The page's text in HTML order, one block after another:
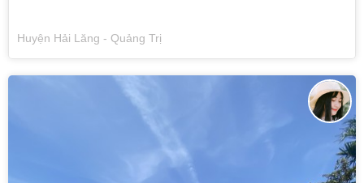
Huyện Hải Lăng - Quảng Trị